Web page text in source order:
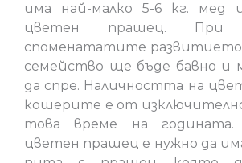
има най-малко 5-6 кг. мед
цветен прашец. При
споменататите развитието
семейство ще бъде бавно и
да спре. Наличността на
кошерите е от
това време на годината.
цветен прашец е нужно да